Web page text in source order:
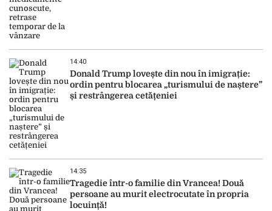
14:40
Donald Trump lovește din nou în imigrație:
ordin pentru blocarea „turismului de naștere”
și restrângerea cetățeniei
14:35
Tragedie într-o familie din Vrancea! Două
persoane au murit electrocutate în propria
locuință!